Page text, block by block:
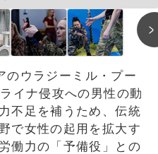
のウラジーミル・プー
イナ侵攻への男性の動
不足を補うため、伝統
で女性の起用を拡大す
働力の「予備役」との